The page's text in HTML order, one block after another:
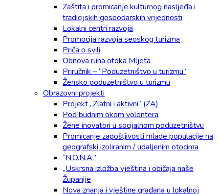
Zaštita i promicanje kulturnog nasljeđa i
tradicijskih gospodarskih vrijednosti
Lokalni centri razvoja
Promocija razvoja seoskog turizma
Priča o svili
Obnova ruha otoka Mljeta
Priručnik – “Poduzetništvo u turizmu”
Žensko poduzetništvo u turizmu
Obrazovni projekti
Projekt „Zlatni i aktivni“ (ZA)
Pod budnim okom volontera
Žene inovatori u socijalnom poduzetništvu
Promicanje zapošljivosti mlade populacije na
geografski izoliranim / udaljenim otocima
“N.O.N.A.”
„Uskrsna izložba vještina i običaja naše
Županije
Nova znanja i vještine građana u lokalnoj